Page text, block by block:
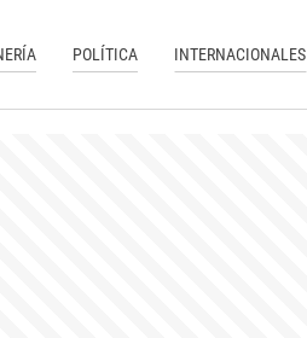
POLÍTICA INTERNACIONALES